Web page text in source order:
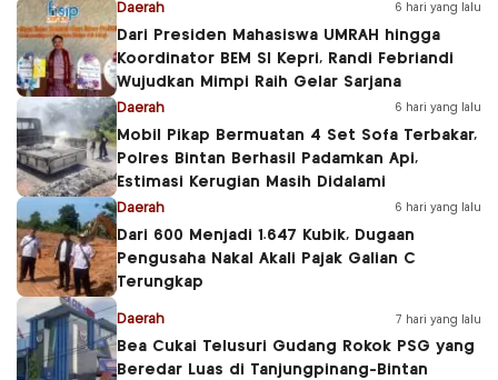
Daerah 6 hari yang lalu
Dari Presiden Mahasiswa UMRAH hingga
Koordinator BEM SI Kepri, Randi Febriandi
Wujudkan Mimpi Raih Gelar Sarjana
Daerah 6 hari yang lalu
Mobil Pikap Bermuatan 4 Set Sofa Terbakar,
Polres Bintan Berhasil Padamkan Api,
Estimasi Kerugian Masih Didalami
Daerah 6 hari yang lalu
Dari 600 Menjadi 1.647 Kubik, Dugaan
Pengusaha Nakal Akali Pajak Galian C
Terungkap
Daerah 7 hari yang lalu
Bea Cukai Telusuri Gudang Rokok PSG yang
Beredar Luas di Tanjungpinang-Bintan